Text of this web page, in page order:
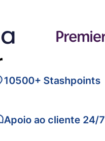
10500+ Stashpoints
Apoio ao cliente 24/7